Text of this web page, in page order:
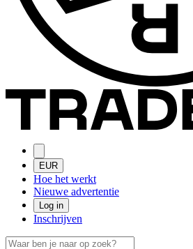
EUR
Hoe het werkt
Nieuwe advertentie
Log in
Inschrijven